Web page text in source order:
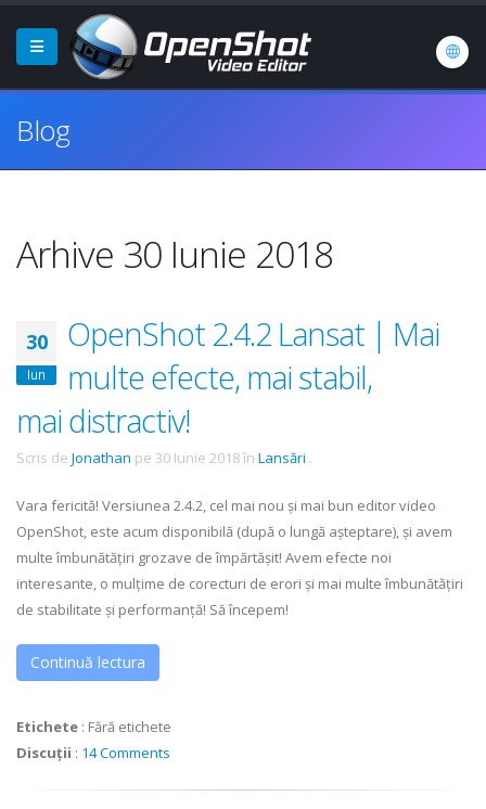
Blog
Arhive 30 Iunie 2018
30
Iun
OpenShot 2.4.2 Lansat | Mai
multe efecte, mai stabil,
mai distractiv!
Scris de Jonathan pe 30 Iunie 2018în Lansări .
Vara fericită! Versiunea 2.4.2, cel mai nou și mai bun editor video
OpenShot, este acum disponibilă (după o lungă așteptare), și avem
multe îmbunătățiri grozave de împărtășit! Avem efecte noi
interesante, o mulțime de corecturi de erori și mai multe îmbunătățiri
de stabilitate și performanță! Să începem!
Continuă lectura
Etichete : Fără etichete
Discuții : 14 Comments